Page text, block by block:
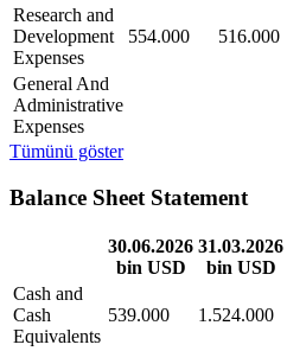
Research and
Development
Expenses
554.000 516.000
General And
Administrative
Expenses
Tümünü göster
Balance Sheet Statement
30.06.2026
bin USD
31.03.2026
bin USD
Cash and
Cash
Equivalents
539.000 1.524.000